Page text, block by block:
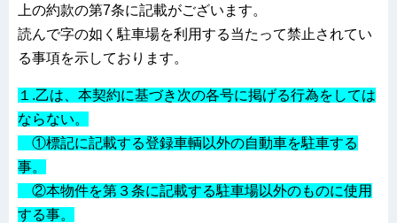
上の約款の第7条に記載がございます。
読んで字の如く駐車場を利用する当たって禁止されてい
る事項を示しております。
１.乙は、本契約に基づき次の各号に掲げる行為をしては
ならない。
①標記に記載する登録車輌以外の自動車を駐車する
事。
②本物件を第３条に記載する駐車場以外のものに使用
する事。